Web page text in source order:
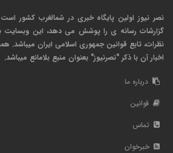
نصر نیوز اولین پایگاه خبری در شمالغرب کشور
گزارشات رسانه ی را پوشش می دهد، این وبسایت
نظرات، تابع قوانین جمهوری اسلامی ایران میباشد.
اخبار آن با ذکر "نصرنیوز" بعنوان منبع بلامانع میباشد.
درباره ما
قوانین
تماس
خبرخوان